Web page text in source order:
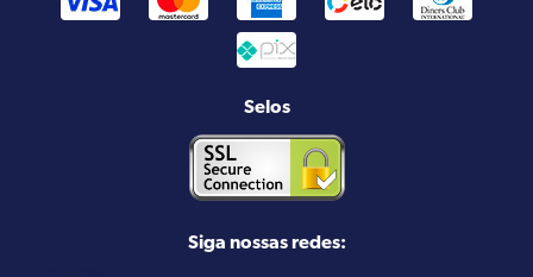
Selos
Siga nossas redes: